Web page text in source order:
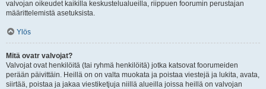
valvojan oikeudet kaikilla keskustelualueilla, riippuen foorumin perustajan
määrittelemistä asetuksista.
Ylös
Mitä ovatr valvojat?
Valvojat ovat henkilöitä (tai ryhmä henkilöitä) jotka katsovat foorumeiden
perään päivittäin. Heillä on on valta muokata ja poistaa viestejä ja lukita, avata,
siirtää, poistaa ja jakaa viestiketjuja niillä alueilla joissa heillä on valvojan